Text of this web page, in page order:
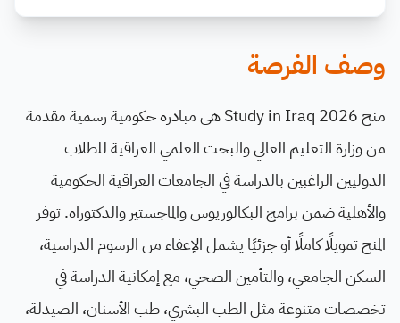
وصف الفرصة
منح Study in Iraq 2026 هي مبادرة حكومية رسمية مقدمة
من وزارة التعليم العالي والبحث العلمي العراقية للطلاب
الدوليين الراغبين بالدراسة في الجامعات العراقية الحكومية
والأهلية ضمن برامج البكالوريوس والماجستير والدكتوراه. توفر
المنح تمويلًا كاملًا أو جزئيًا يشمل الإعفاء من الرسوم الدراسية،
السكن الجامعي، والتأمين الصحي، مع إمكانية الدراسة في
تخصصات متنوعة مثل الطب البشري، طب الأسنان، الصيدلة،